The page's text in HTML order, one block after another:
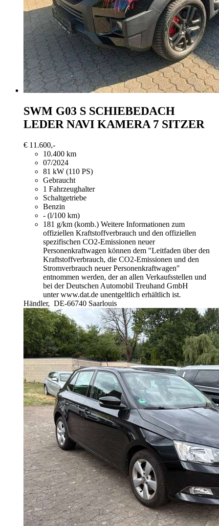
SWM G03 S SCHIEBEDACH
LEDER NAVI KAMERA 7 SITZER
€ 11.600,-
10.400 km
07/2024
81 kW (110 PS)
Gebraucht
1 Fahrzeughalter
Schaltgetriebe
Benzin
- (l/100 km)
181 g/km (komb.) Weitere Informationen zum
offiziellen Kraftstoffverbrauch und den offiziellen
spezifischen CO2-Emissionen neuer
Personenkraftwagen können dem "Leitfaden über den
Kraftstoffverbrauch, die CO2-Emissionen und den
Stromverbrauch neuer Personenkraftwagen"
entnommen werden, der an allen Verkaufsstellen und
bei der Deutschen Automobil Treuhand GmbH
unter www.dat.de unentgeltlich erhältlich ist.
Händler, DE-66740 Saarlouis